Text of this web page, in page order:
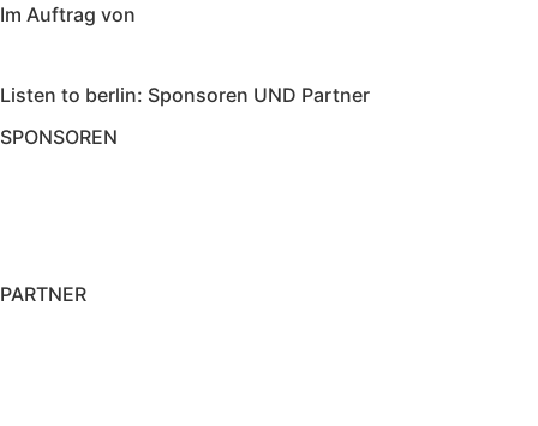
Im Auftrag von
Listen to berlin: Sponsoren UND Partner
SPONSOREN
PARTNER